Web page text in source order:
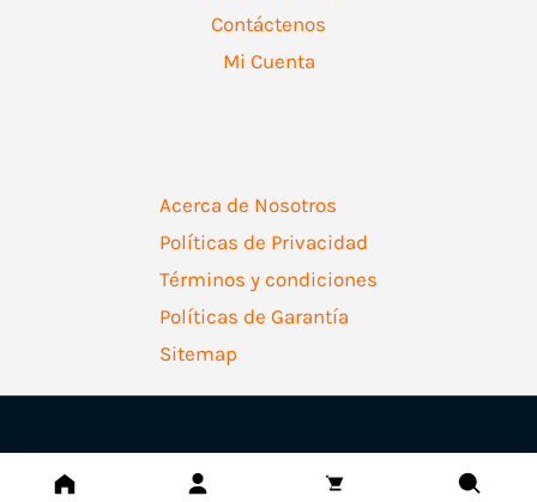
Contáctenos
Mi Cuenta
Acerca de Nosotros
Políticas de Privacidad
Términos y condiciones
Políticas de Garantía
Sitemap